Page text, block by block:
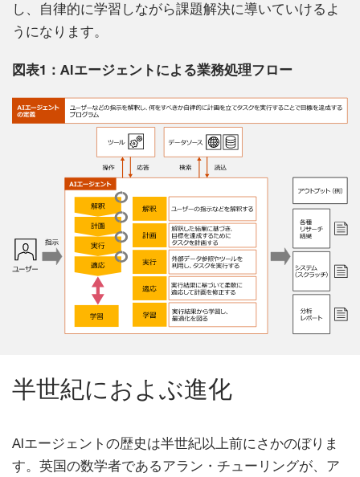
し、自律的に学習しながら課題解決に導いていけるよ
うになります。
図表1：AIエージェントによる業務処理フロー
半世紀におよぶ進化
AIエージェントの歴史は半世紀以上前にさかのぼりま
す。英国の数学者であるアラン・チューリングが、ア